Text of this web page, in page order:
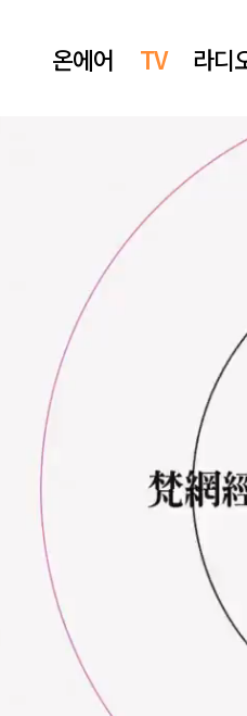
온에어 TV 라디